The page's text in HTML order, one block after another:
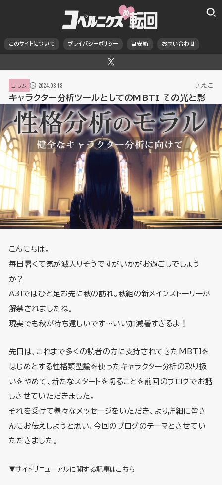
このサイトについて プライバシーポリシー 目安箱 お問い合わせ
コラム 2024.08.18 さえこ
キャラクター分析ツールとしてのMBTI その光と影
こんにちは。
毎日暑くて気が滅入りそうですがいかがお過ごしでしょう
か？
A3!ではひと足お先に秋の訪れ。秋組の新メインストーリーが
解禁されましたね。
現実でも秋が待ち遠しいです…いい加減暑すぎるよ！
先日は、これまで多くの読者の方に支持されてきたMBTIを
はじめとする性格類型論を使ったキャラクター分析の取り扱
いをやめて、新たなスタートを切ることを前回のブログでお話
しさせていただきました。
それを受けて様々なメッセージをいただき、より詳細に皆さ
んにお伝えしようと思い、今回のブログのテーマとさせてい
ただきました。
▼サイトリニューアルに関する記事はこちら